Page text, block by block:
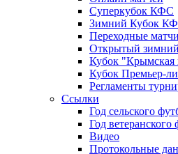
Суперкубок КФС
Зимний Кубок
Переходные
Открытый
Кубок "Крымская
Кубок Премьер-
Регламенты
Ссылки
Год сельского
Год ветеранского
Видео
Протокольные